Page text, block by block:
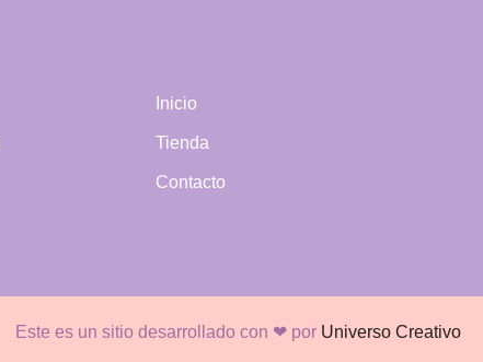
Inicio
Tienda
Contacto
Este es un sitio desarrollado con ❤ por Universo Creativo